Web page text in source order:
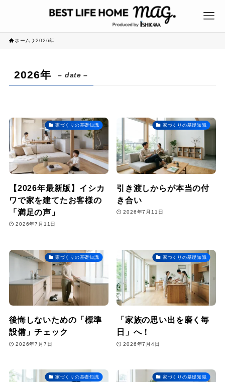
ホーム 2026年
2026年 – date –
家づくりの基礎知識
【2026年最新版】イシカ
ワで家を建てたお客様の
「満足の声」
2026年7月11日
家づくりの基礎知識
引き渡しからが本当の付
き合い
2026年7月11日
家づくりの基礎知識
後悔しないための「標準
設備」チェック
2026年7月7日
家づくりの基礎知識
「家族の思い出を磨く毎
日」へ！
2026年7月4日
家づくりの基礎知識 家づくりの基礎知識